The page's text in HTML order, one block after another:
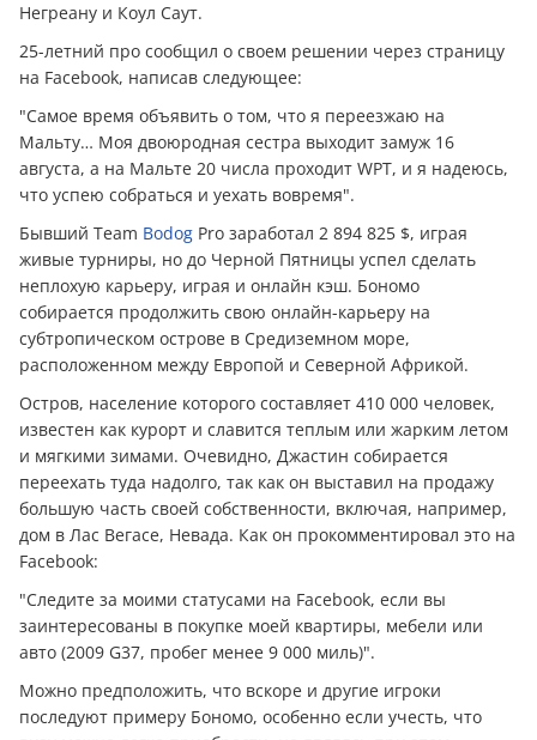
Негреану и Коул Саут.
25-летний про сообщил о своем решении через страницу
на Facebook, написав следующее:
"Самое время объявить о том, что я переезжаю на
Мальту… Моя двоюродная сестра выходит замуж 16
августа, а на Мальте 20 числа проходит WPT, и я надеюсь,
что успею собраться и уехать вовремя".
Бывший Team Bodog Pro заработал 2 894 825 $, играя
живые турниры, но до Черной Пятницы успел сделать
неплохую карьеру, играя и онлайн кэш. Бономо
собирается продолжить свою онлайн-карьеру на
субтропическом острове в Средиземном море,
расположенном между Европой и Северной Африкой.
Остров, население которого составляет 410 000 человек,
известен как курорт и славится теплым или жарким летом
и мягкими зимами. Очевидно, Джастин собирается
переехать туда надолго, так как он выставил на продажу
большую часть своей собственности, включая, например,
дом в Лас Вегасе, Невада. Как он прокомментировал это на
Facebook:
"Следите за моими статусами на Facebook, если вы
заинтересованы в покупке моей квартиры, мебели или
авто (2009 G37, пробег менее 9 000 миль)".
Можно предположить, что вскоре и другие игроки
последуют примеру Бономо, особенно если учесть, что